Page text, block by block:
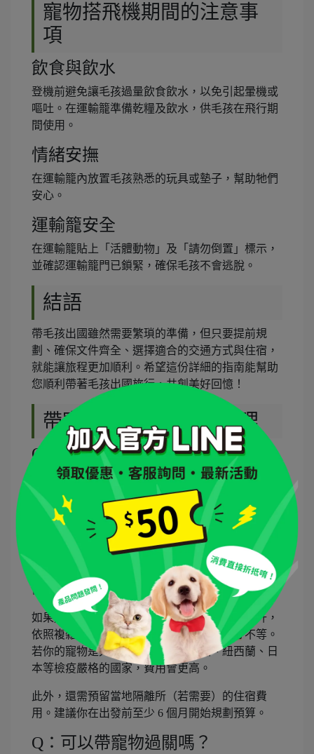
寵物搭飛機期間的注意事
項
飲食與飲水
登機前避免讓毛孩過量飲食飲水，以免引起暈機或
嘔吐。在運輸籠準備乾糧及飲水，供毛孩在飛行期
間使用。
情緒安撫
在運輸籠內放置毛孩熟悉的玩具或墊子，幫助牠們
安心。
運輸籠安全
在運輸籠貼上「活體動物」及「請勿倒置」標示，
並確認運輸籠門已鎖緊，確保毛孩不會逃脫。
結語
帶毛孩出國雖然需要繁瑣的準備，但只要提前規
劃、確保文件齊全、選擇適合的交通方式與住宿，
就能讓旅程更加順利。希望這份詳細的指南能幫助
您順利帶著毛孩出國旅行，共創美好回憶！
帶寵物出國常見問題整理
Q：帶寵物出國費用要多少？
帶寵物出國費用主要取決於目的地、體型大小、航
空公司以及是否找代辦。
如果是「自行辦理」，費用通常落在 新台幣 1.5 萬
至 5 萬元 之間，這筆費用包含了晶片植入、狂犬病
疫苗、抽血檢測（若去非疫區）、健康證明書、檢
疫規費以及寵物的機票（通常以超重行李或貨運計
價）。
如果選擇「寵物代辦公司」，費用則會大幅上升，
依照複雜度可能落在新台幣 6 萬至 15 萬元不等。
若你的寵物是大型犬，或者要去澳洲、紐西蘭、日
本等檢疫嚴格的國家，費用會更高。
此外，還需預留當地隔離所（若需要）的住宿費
用。建議你在出發前至少 6 個月開始規劃預算。
Q：可以帶寵物過關嗎？